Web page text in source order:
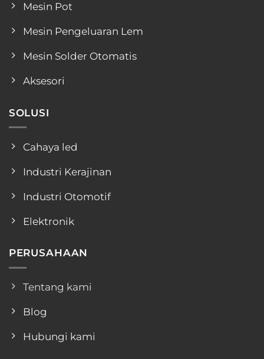
Mesin Pot
Mesin Pengeluaran Lem
Mesin Solder Otomatis
Aksesori
SOLUSI
Cahaya led
Industri Kerajinan
Industri Otomotif
Elektronik
PERUSAHAAN
Tentang kami
Blog
Hubungi kami